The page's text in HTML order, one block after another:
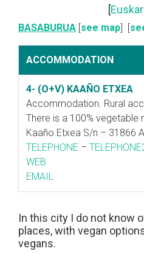
[
BASABURUA [see map] [
ACCOMMODATION
4- (O+V) KAAÑO ETXEA
Accommodation. Rural
There is a 100% vegetable
Kaaño Etxea S/n – 31866
TELEPHONE –
WEB
EMAIL
In this city I do not know
places, with vegan
vegans.